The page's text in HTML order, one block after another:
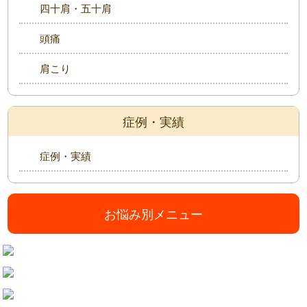
四十肩・五十肩
頭痛
肩こり
症例・実績
症例・実績
お悩み別メニュー